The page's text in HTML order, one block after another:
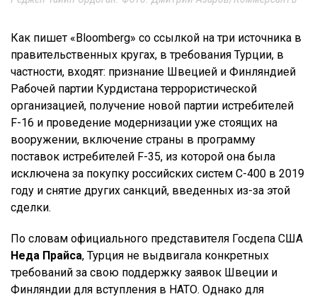
Как пишет «Bloomberg» со ссылкой на три источника в
правительственных кругах, в требования Турции, в
частности, входят: признание Швецией и Финляндией
Рабочей партии Курдистана террористической
организацией, получение новой партии истребителей
F-16 и проведение модернизации уже стоящих на
вооружении, включение страны в программу
поставок истребителей F-35, из которой она была
исключена за покупку российских систем С-400 в 2019
году и снятие других санкций, введенных из-за этой
сделки.
По словам официального представителя Госдепа США
Неда Прайса, Турция не выдвигала конкретных
требований за свою поддержку заявок Швеции и
Финляндии для вступления в НАТО. Однако для